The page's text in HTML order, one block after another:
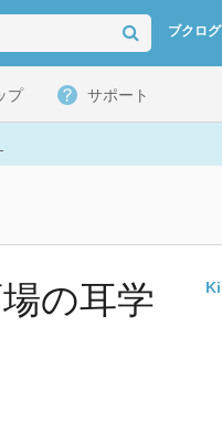
ブクロ
プ サポート
の耳学